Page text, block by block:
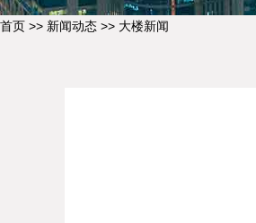
首页 >> 新闻动态 >> 大楼新闻